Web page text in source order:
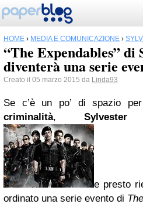
HOME › MEDIA E COMUNICAZIONE ›
“The Expendables” di
diventerà una serie
Creato il 05 marzo 2015 da Linda93
Se c’è un po’ di spazio per
criminalità,
e presto
ordinato una serie evento di